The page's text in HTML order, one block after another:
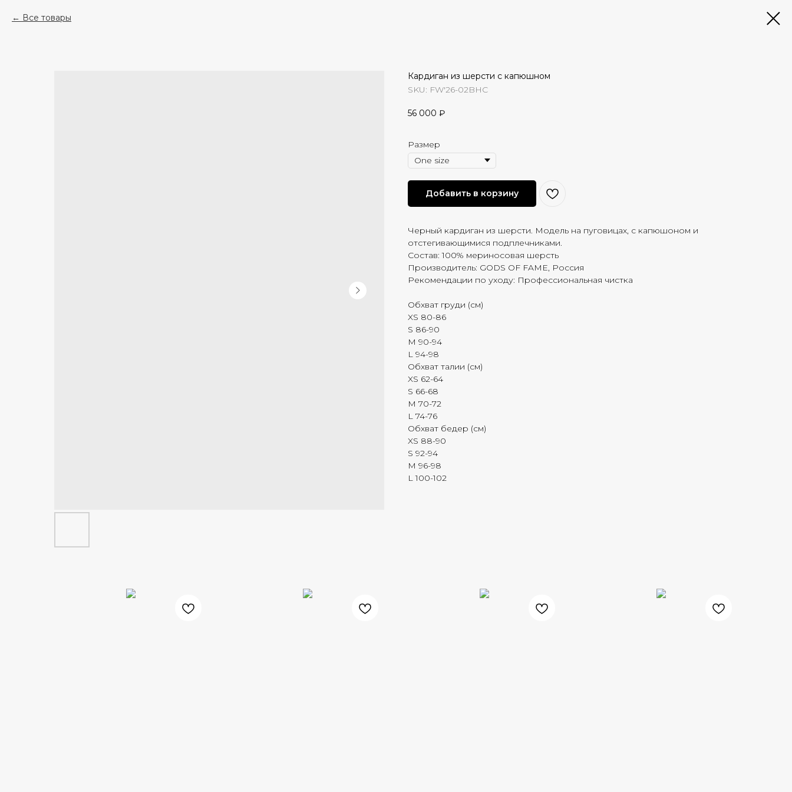
Все товары
Кардиган из шерсти с капюшном
SKU: FW'26-02BHC
56 000 ₽
Размер
Добавить в корзину
Черный кардиган из шерсти. Модель на пуговицах, с капюшоном и
отстегивающимися подплечниками.
Состав: 100% мериносовая шерсть
Производитель: GODS OF FAME, Россия
Рекомендации по уходу: Профессиональная чистка
Обхват груди (см)
XS 80-86
S 86-90
M 90-94
L 94-98
Обхват талии (см)
XS 62-64
S 66-68
M 70-72
L 74-76
Обхват бедер (см)
XS 88-90
S 92-94
M 96-98
L 100-102